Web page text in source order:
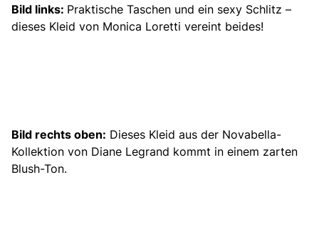
Bild links: Praktische Taschen und ein sexy Schlitz –
dieses Kleid von Monica Loretti vereint beides!
Bild rechts oben: Dieses Kleid aus der Novabella-
Kollektion von Diane Legrand kommt in einem zarten
Blush-Ton.